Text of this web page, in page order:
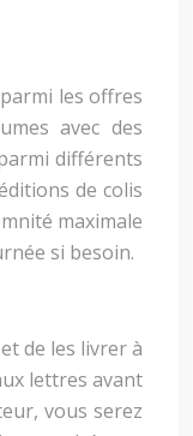
les offres
avec des
différents
de colis
maximale
si besoin.
de les livrer à
lettres avant
vous serez